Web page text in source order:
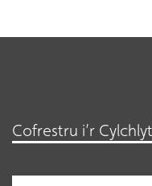
Cofrestru i’r